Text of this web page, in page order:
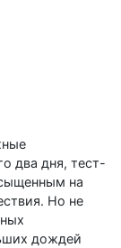
два дня, тест-
на
Но не
дождей